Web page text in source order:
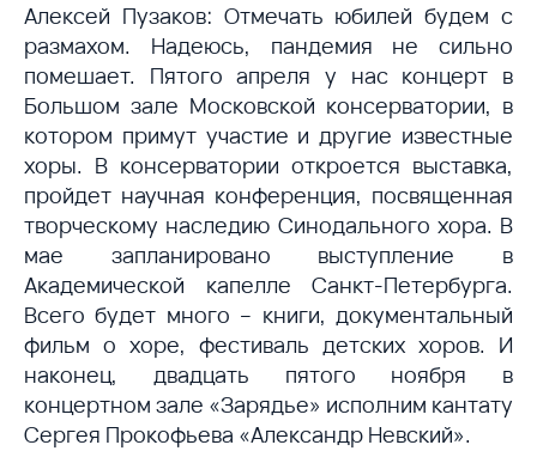
Алексей Пузаков: Отмечать юбилей будем с
размахом. Надеюсь, пандемия не сильно
помешает. Пятого апреля у нас концерт в
Большом зале Московской консерватории, в
котором примут участие и другие известные
хоры. В консерватории откроется выставка,
пройдет научная конференция, посвященная
творческому наследию Синодального хора. В
мае запланировано выступление в
Академической капелле Санкт-Петербурга.
Всего будет много – книги, документальный
фильм о хоре, фестиваль детских хоров. И
наконец, двадцать пятого ноября в
концертном зале «Зарядье» исполним кантату
Сергея Прокофьева «Александр Невский».